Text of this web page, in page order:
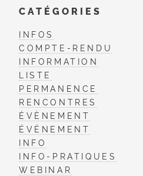
CATÉGORIES
INFOS
COMPTE-RENDU
INFORMATION
LISTE
PERMANENCE
RENCONTRES
ÉVÈNEMENT
ÉVÉNEMENT
INFO
INFO-PRATIQUES
WEBINAR